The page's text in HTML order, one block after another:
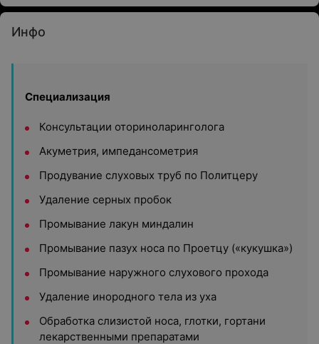
Инфо
Специализация
Консультации оториноларинголога
Акуметрия, импедансометрия
Продувание слуховых труб по Политцеру
Удаление серных пробок
Промывание лакун миндалин
Промывание пазух носа по Проетцу («кукушка»)
Промывание наружного слухового прохода
Удаление инородного тела из уха
Обработка слизистой носа, глотки, гортани
лекарственными препаратами